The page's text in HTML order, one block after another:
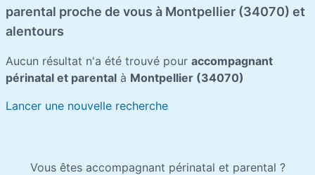
parental proche de vous à Montpellier (34070) et
alentours
Aucun résultat n'a été trouvé pour accompagnant
périnatal et parental à Montpellier (34070)
Lancer une nouvelle recherche
Vous êtes accompagnant périnatal et parental ?